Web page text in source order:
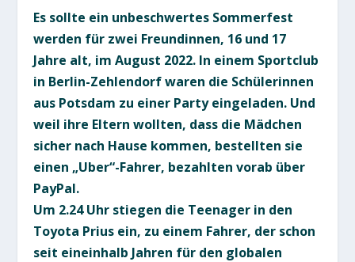
Es sollte ein unbeschwertes Sommerfest
werden für zwei Freundinnen, 16 und 17
Jahre alt, im August 2022. In einem Sportclub
in Berlin-Zehlendorf waren die Schülerinnen
aus Potsdam zu einer Party eingeladen. Und
weil ihre Eltern wollten, dass die Mädchen
sicher nach Hause kommen, bestellten sie
einen „Uber“-Fahrer, bezahlten vorab über
PayPal.
Um 2.24 Uhr stiegen die Teenager in den
Toyota Prius ein, zu einem Fahrer, der schon
seit eineinhalb Jahren für den globalen